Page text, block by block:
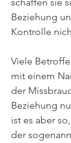
Beziehung
Kontrolle
Viele
mit einem
der
Beziehung
ist es aber
der